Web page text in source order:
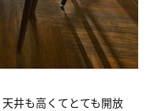
井も高くてとても開放